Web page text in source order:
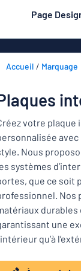
principal
Page
Secteur
Maison et
Marquage
Bureau et lieu
Construction
Industrie et
Trafic et
Autocollants
Montrer
Les
demandés
Matière
Secteur
Maison
et
intérieur
Marquage
Bureau
et
de
au
de jouer
Accueil Marquage
votre plaque
Nous
systèmes
que ce soit
Nos
une
qu’à